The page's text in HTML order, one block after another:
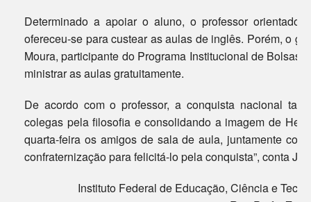
Determinado a apoiar o aluno, o professor
ofereceu-se para custear as aulas de inglês. Porém, o
Moura, participante do Programa Institucional de
ministrar as aulas gratuitamente.
De acordo com o professor, a conquista nacional
colegas pela filosofia e consolidando a imagem de
quarta-feira os amigos de sala de aula, juntamente
confraternização para felicitá-lo pela conquista”, conta
Instituto Federal de Educação, Ciência e